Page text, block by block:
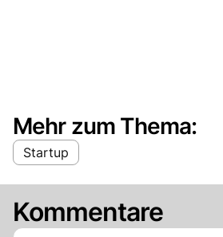
Mehr zum Thema:
Startup
Kommentare